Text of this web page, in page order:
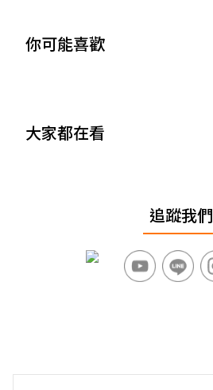
你可能喜歡
大家都在看
追蹤我們